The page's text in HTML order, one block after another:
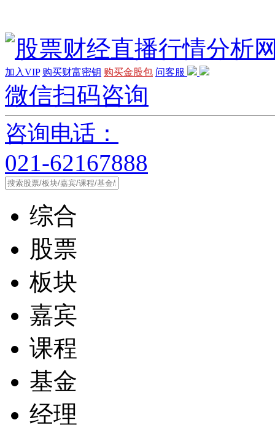
加入VIP 购买财富密钥 购买金股包 问客服
微信扫码咨询
咨询电话：
021-62167888
综合
股票
板块
嘉宾
课程
基金
经理